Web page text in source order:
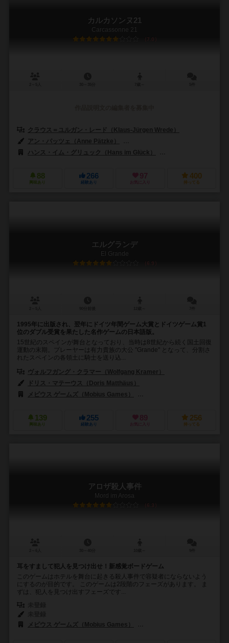
カルカソンヌ21
Carcassonne 21
7.0
クラウス＝ユルガン・レード（Klaus-Jürgen Wrede）
アン・パッツェ（Anne Pätzke）
ハンス・イム・グリュック（Hans im Glück）
88
興味あり
266
経験あり
97
お気に入り
400
持ってる
エルグランデ
El Grande
6.9
1995年に出版され、翌年にドイツ年間ゲーム大賞とドイツゲーム賞1
位のダブル受賞を果たした名作ゲームの日本語版。
15世紀のスペインが舞台となっており、当時は8世紀から続く国土回復
運動の末期。プレーヤーは有力貴族の大公 "Grande" となって、分割さ
れたスペインの各領土に騎士を送り込...
ヴォルフガング・クラマー（Wolfgang Kramer）
ドリス・マテーウス（Doris Matthäus）
メビウス ゲームズ（Mobius Games）
139
興味あり
255
経験あり
89
お気に入り
256
持ってる
アロザ殺人事件
Mord im Arosa
6.3
耳をすまして犯人を見つけ出せ！新感覚ボードゲーム
このゲームはホテルを舞台に起きる殺人事件で容疑者にならないよう
にするのが目的です。 このゲームは2段階のフェーズがあります。 ま
ずは、犯人を見つけ出すフェーズです...
メビウス ゲームズ（Mobius Games）